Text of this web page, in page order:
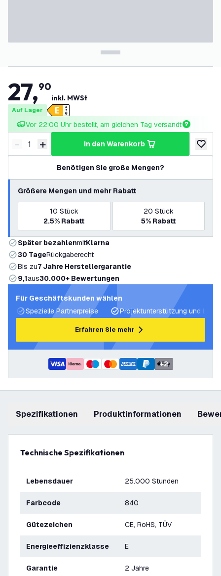
27,90
inkl. MWSt
Auf Lager
Vor 22:00 Uhr bestellt, am gleichen Tag versandt
Menge verringern
- Menge erhöhen
+ in den Warenkorb
zur
Benötigen Sie große Mengen?
Größere Mengen und mehr Rabatt
10 Stück
2.5% Rabatt
20 Stück
5% Rabatt
Später bezahlenmitKlarna
30 TageRückgaberecht
Bis zu7 Jahre Herstellergarantie
9,1aus30.000+ Bewertungen
Für Geschäftskunden wählen
Spezielle Partnerpreise
Projektunterstützung und
Erfahren Sie mehr
+2
Spezifikationen Produktinformationen
Technische Spezifikationen
Lebensdauer 25.000 Stunden
Farbcode 840
Gütezeichen CE, RoHS, TÜV
Energieeffizienzklasse E
Garantie 2 Jahre